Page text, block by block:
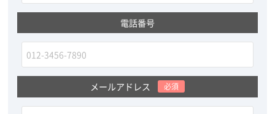
電話番号
メールアドレス 必須